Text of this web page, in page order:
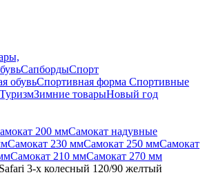
СапбордыСпорт
обувьСпортивная форма Спортивные
ТуризмЗимние товарыНовый год
200 ммСамокат надувные
Самокат 230 ммСамокат 250 ммСамокат
Самокат 210 ммСамокат 270 мм
3-х колесный 120/90 желтый